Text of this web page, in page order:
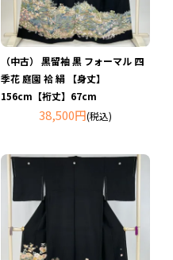
（中古） 黒留袖 黒 フォーマル 四
季花 庭園 袷 絹 【身丈】
156cm【裄丈】67cm
38,500円(税込)